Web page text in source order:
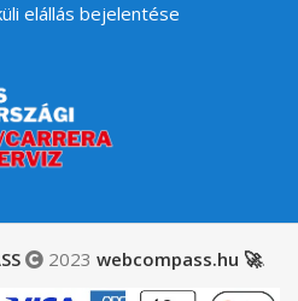
elállás bejelentése
2023 webcompass.hu 🚀.